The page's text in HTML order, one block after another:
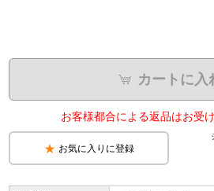
カートに入
お客様都合による返品はお受
お気に入りに登録